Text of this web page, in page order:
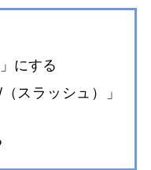
にする
スラッシュ）」